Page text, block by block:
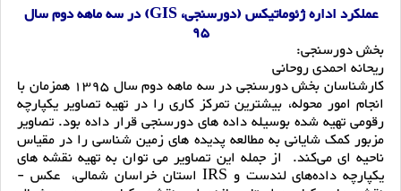
عملکرد اداره ژئوماتیکس (دورسنجی، GIS) در سه ماهه دوم سال
95
بخش دورسنجی:
ریحانه احمدی روحانی
کارشناسان بخش دورسنجی در سه ماهه دوم سال 1395 همزمان با
انجام امور محوله، بیشترین تمرکز کاری را در تهیه تصاویر یکپارچه
رقومی تهیه شده بوسیله داده های دورسنجی قرار داده بود. تصاویر
مزبور کمک شایانی به مطالعه پدیده های زمین شناسی را در مقیاس
ناحیه ای می‌کند. از جمله این تصاویر می توان به تهیه نقشه های
یکپارچه داده‌های لندست و IRS استان خراسان شمالی، عکس -